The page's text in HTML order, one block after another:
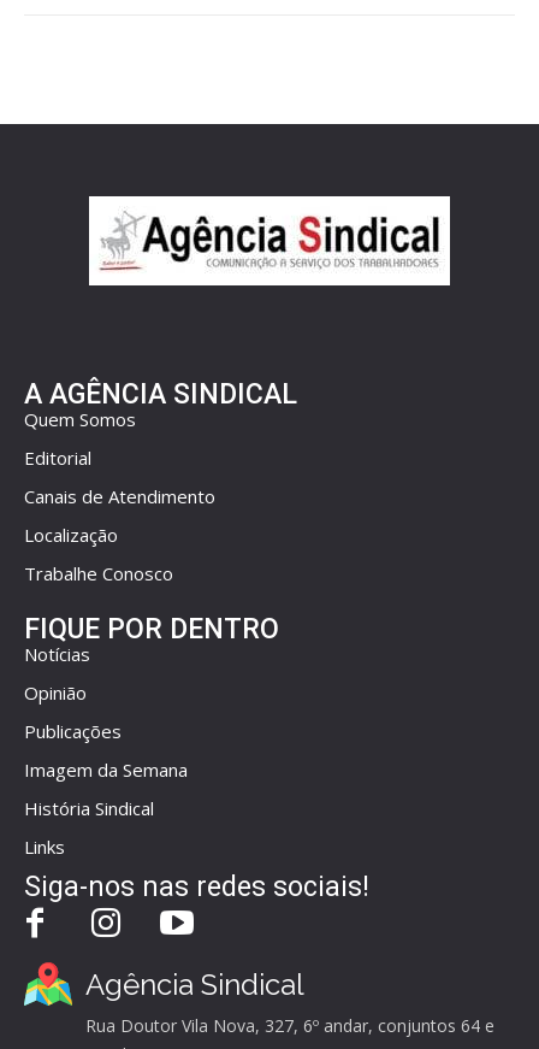
A AGÊNCIA SINDICAL
Quem Somos
Editorial
Canais de Atendimento
Localização
Trabalhe Conosco
FIQUE POR DENTRO
Notícias
Opinião
Publicações
Imagem da Semana
História Sindical
Links
Siga-nos nas redes sociais!
Agência Sindical
Rua Doutor Vila Nova, 327, 6º andar, conjuntos 64 e